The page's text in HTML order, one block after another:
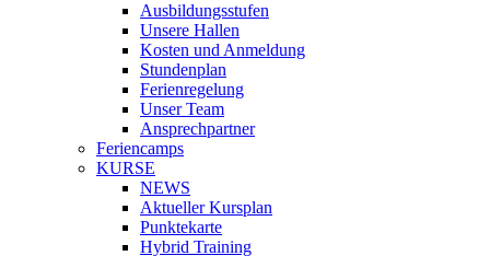
Ausbildungsstufen
Unsere Hallen
Kosten und Anmeldung
Stundenplan
Ferienregelung
Unser Team
Ansprechpartner
Feriencamps
KURSE
NEWS
Aktueller Kursplan
Punktekarte
Hybrid Training